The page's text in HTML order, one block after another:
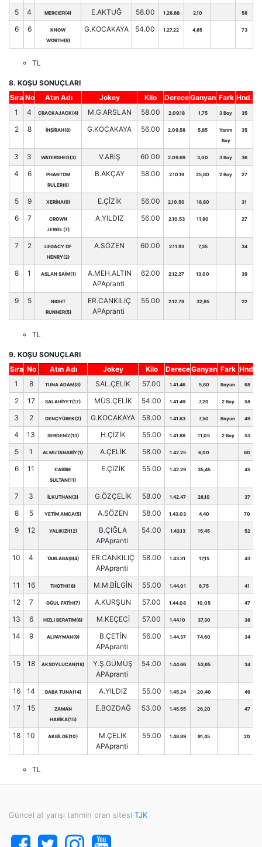
5 4 MERCIER(4) E.AKTUĞ 58.00 1.26.86 2,10 58
6 6
KNOW
WORTH(6)
G.KOCAKAYA 54.00 1.27.22 4,85 73
TL
8. KOŞU SONUÇLARI
Sıra No Atın Adı Jokey Kilo DereceGanyan Fark Hnd.
1
4 CRACKAJACK(4) M.G.ARSLAN 58.00 2.09.18 1,75 3 Boy 35
2 8 İNŞİRAH(8) G.KOCAKAYA 56.00 2.09.58 5,85
Yarım
Boy
35
3 3 WATERSHED(3) V.ABİŞ 60.00 2.09.69 3,00 3 Boy 36
4 6
PHANTOM
RULER(6)
B.AKÇAY 58.00 2.10.19 25,80 2 Boy 27
5 9 XERİNA(9) E.ÇİZİK 56.00 2.10.50 18,80 31
6 7
CROWN
JEWEL(7)
A.YILDIZ 56.00 2.10.53 11,80 27
7 2
LEGACY OF
HENRY(2)
A.SÖZEN 60.00 2.11.93 7,35 34
8 1 ASLAN SAİM(1)
A.MEH.ALTIN
APApranti
62.00 2.12.27 13,00 39
9 5
NIGHT
RUNNER(5)
ER.CANKILIÇ
APApranti
55.00 2.12.78 32,85 22
TL
9. KOŞU SONUÇLARI
Sıra No Atın Adı Jokey Kilo DereceGanyan Fark Hnd.
1
8 TUNA ADAM(8) SAL.ÇELİK 57.00 1.41.46 5,80 Boyun 68
2 17 SALAHİYET(17) MÜS.ÇELİK 54.00 1.41.49 7,20 2 Boy 58
3 2 GENÇYÜREK(2) G.KOCAKAYA 58.00 1.41.83 7,50 Boyun 49
4 13 SERDENİZ(13) H.ÇİZİK 55.00 1.41.88 11,05 2 Boy 53
5 1 ALMUTANABİY(1) A.ÇELİK 58.00 1.42.25 6,00 60
6 11
CABİRE
SULTAN(11)
E.ÇİZİK 55.00 1.42.29 35,45 45
7 3 İLKUTHAN(3) G.ÖZÇELİK 58.00 1.42.47 28,10 37
8 5 YETİM AMCA(5) A.SÖZEN 58.00 1.43.03 4,40 70
9 12 YALIKIZI(12)
B.ÇIĞLA
APApranti
54.00 1.43.13 15,45 52
10 4 TARLABAŞI(4)
ER.CANKILIÇ
APApranti
58.00 1.43.31 17,15 43
11 16 THOTH(16) M.M.BİLGİN 55.00 1.44.01 8,75 41
12 7 OĞUL FATİH(7) A.KURŞUN 57.00 1.44.08 10,05 47
13 6 HIZLI BERATIM(6) M.KEÇECİ 57.00 1.44.10 37,30 38
14 9 ALPAYMAN(9)
B.ÇETİN
APApranti
56.00 1.44.37 74,60 34
15 18 AKSOYLUCAN(18)
Y.Ş.GÜMÜŞ
APApranti
54.00 1.44.66 53,65 34
16 14 BABA TUNA(14) A.YILDIZ 55.00 1.45.24 20,40 49
17 15
ZAMAN
HARİKA(15)
E.BOZDAĞ 53.00 1.45.55 26,20 47
18 10 AKBİLGE(10)
M.ÇELİK
APApranti
55.00 1.48.89 91,45 20
TL
Güncel at yarışı tahmin oran sitesi TJK